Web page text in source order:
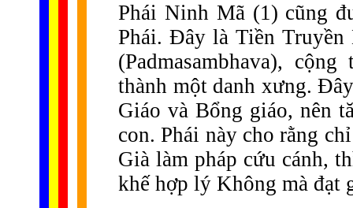
Phái Ninh Mã (1) cũng
Phái. Đây là Tiền
(Padmasambhava),
thành một danh xưng.
Giáo và Bổng giáo, nên
con. Phái này cho rằng
Già làm pháp cứu cánh,
khế hợp lý Không mà đạt